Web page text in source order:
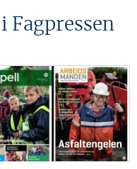
Fagpressen